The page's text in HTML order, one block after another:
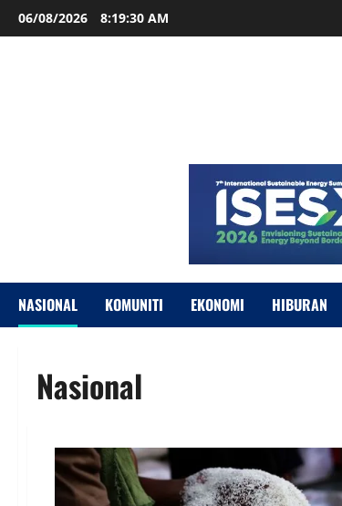
06/08/2026 8:19:31 AM
NASIONAL KOMUNITI EKONOMI HIBURAN
Nasional